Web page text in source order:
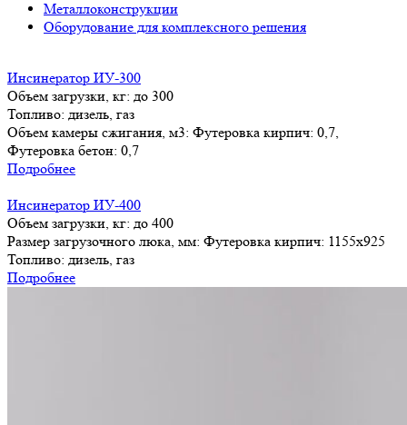
Металлоконструкции
Оборудование для комплексного решения
Инсинератор ИУ-300
Объем загрузки, кг: до 300
Топливо: дизель, газ
Объем камеры сжигания, м3: Футеровка кирпич: 0,7,
Футеровка бетон: 0,7
Подробнее
Инсинератор ИУ-400
Объем загрузки, кг: до 400
Размер загрузочного люка, мм: Футеровка кирпич: 1155х925
Топливо: дизель, газ
Подробнее